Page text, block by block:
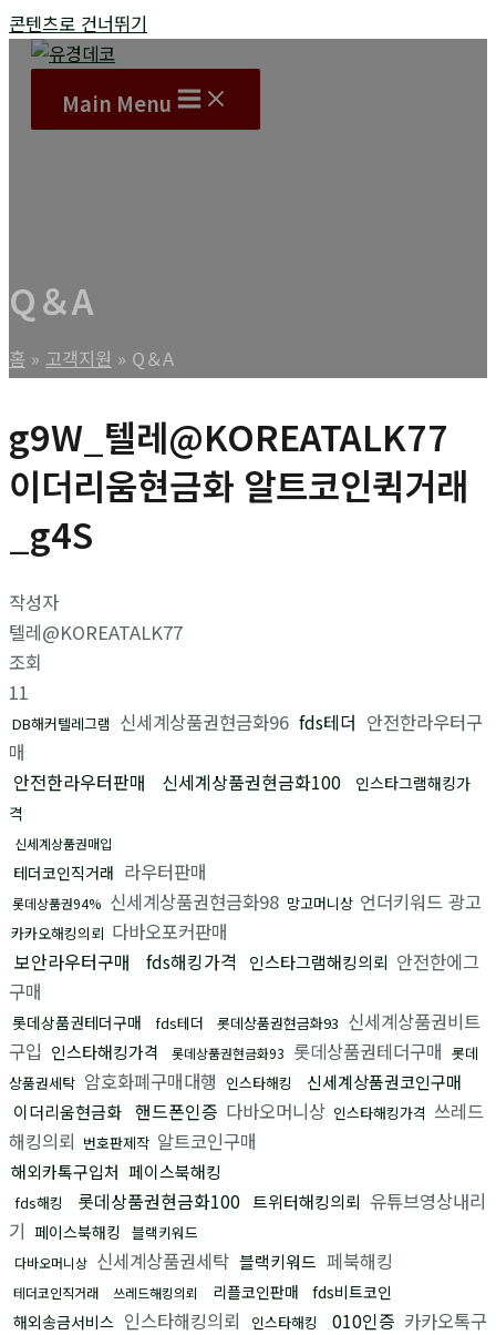
콘텐츠로 건너뛰기
Main Menu
Q＆A
홈 고객지원 Q＆A
g9W_텔레@KOREATALK77
이더리움현금화 알트코인퀵거래
_g4S
작성자
텔레@KOREATALK77
조회
11
DB해커텔레그램 신세계상품권현금화96 fds테더 안전한라우터구
매
안전한라우터판매
신세계상품권현금화100
인스타그램해킹가
격
신세계상품권매입
테더코인직거래 라우터판매
롯데상품권94% 신세계상품권현금화98 망고머니상 언더키워드 광고
카카오해킹의뢰 다바오포커판매
보안라우터구매
fds해킹가격 인스타그램해킹의뢰 안전한에그
구매
롯데상품권테더구매 fds테더 롯데상품권현금화93 신세계상품권비트
구입 인스타해킹가격 롯데상품권현금화93 롯데상품권테더구매 롯데
상품권세탁 암호화폐구매대행 인스타해킹
신세계상품권코인구매
이더리움현금화 핸드폰인증 다바오머니상 인스타해킹가격 쓰레드
해킹의뢰 번호판제작 알트코인구매
해외카톡구입처 페이스북해킹
fds해킹 롯데상품권현금화100 트위터해킹의뢰 유튜브영상내리
기 페이스북해킹 블랙키워드
다바오머니상 신세계상품권세탁 블랙키워드 페북해킹
테더코인직거래 쓰레드해킹의뢰 리플코인판매
fds비트코인
해외송금서비스 인스타해킹의뢰 인스타해킹 010인증 카카오톡구